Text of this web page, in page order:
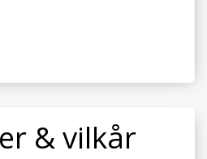
& vilkår